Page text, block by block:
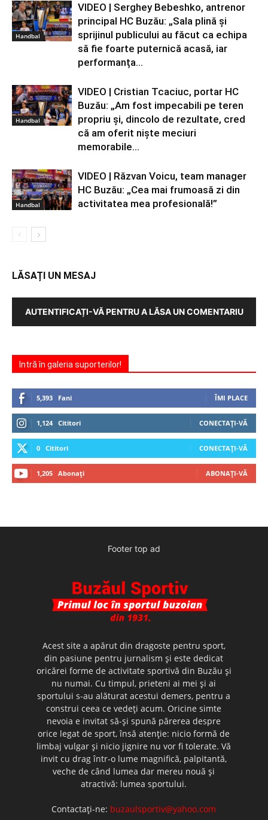
Handbal
VIDEO | Serghey Bebeshko, antrenor
principal HC Buzău: „Sala plină și
sprijinul publicului au făcut ca echipa
să fie foarte puternică acasă, iar
performanța...
Handbal
VIDEO | Cristian Tcaciuc, portar HC
Buzău: „Am fost impecabili pe teren
propriu și, dincolo de rezultate, cred
că am oferit niște meciuri
memorabile...
Handbal
VIDEO | Răzvan Voicu, team manager
HC Buzău: „Cea mai frumoasă zi din
activitatea mea profesională!”
LĂSAȚI UN MESAJ
AUTENTIFICAȚI-VĂ PENTRU A LĂSA UN COMENTARIU
Intră în galeria suporterilor!
5,393 Fani ÎMI PLACE
1,124 Cititori CONECTAȚI-VĂ
0 Cititori CONECTAȚI-VĂ
1,205 Abonați ABONAȚI-VĂ
Footer top ad
Acest site a apărut din dragoste pentru sport,
din pasiune pentru jurnalism şi este dedicat
oricărei forme de activitate sportivă din Buzău şi
nu numai. Cu timpul, prieteni ai mei şi ai
sportului s-au alăturat acestui demers, pentru a
construi ceea ce vedeţi acum. Oricine simte
nevoia e invitat să-şi spună părerea despre
orice legat de sport, însă atenţie: nicio formă de
limbaj vulgar şi nicio jignire nu vor fi tolerate. Vă
invit cu drag într-o lume magnifică, palpitantă,
veche de când lumea dar mereu nouă şi
atractivă: lumea sportului.
Contactați-ne: buzaulsportiv@yahoo.com